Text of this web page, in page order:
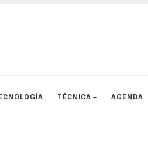
TÉCNICA AGENDA